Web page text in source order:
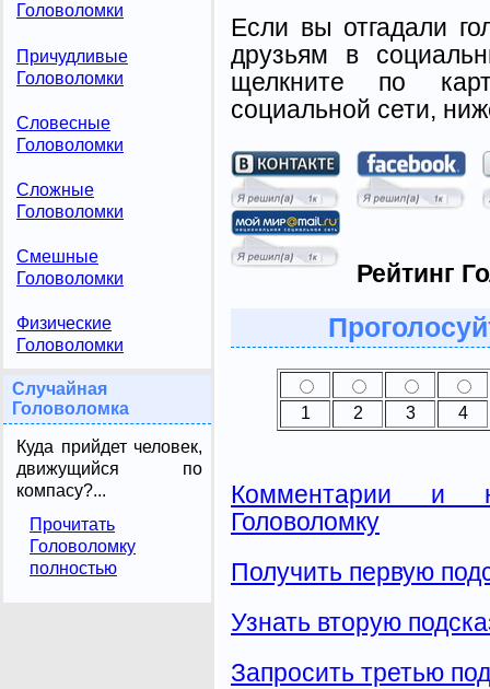
Головоломки
Причудливые
Головоломки
Словесные
Головоломки
Сложные
Головоломки
Смешные
Головоломки
Физические
Головоломки
Случайная
Головоломка
Куда прийдет человек,
движущийся по
компасу?...
Прочитать
Головоломку
полностью
Если вы отгадали
друзьям в
щелкните по
социальной сети,
Рейтинг
1 2 3 4
Комментарии и
Головоломку
Получить первую
Узнать вторую
Запросить третью